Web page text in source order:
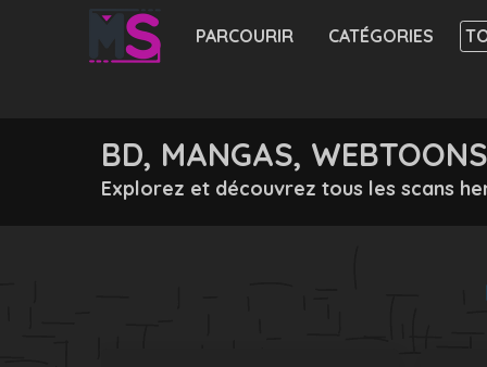
PARCOURIR CATÉGORIES
BD, MANGAS,
Explorez et découvrez tous les scans